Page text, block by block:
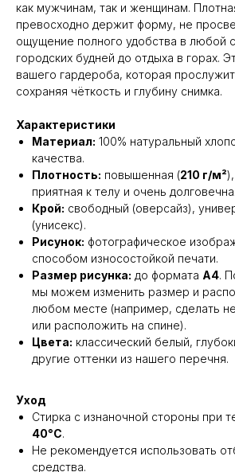
как мужчинам, так и женщинам.
превосходно держит форму, не
ощущение полного удобства в любой
городских будней до отдыха в горах.
вашего гардероба, которая
сохраняя чёткость и глубину снимка.
Характеристики
Материал: 100% натуральный
качества.
Плотность: повышенная (210 г/м²
приятная к телу и очень
Крой: свободный (оверсайз),
(унисекс).
Рисунок: фотографическое
способом износостойкой печати.
Размер рисунка: до формата А4.
мы можем изменить размер и
любом месте (например, сделать
или расположить на спине).
Цвета: классический белый,
другие оттенки из нашего перечня.
Уход
Стирка с изнаночной стороны при
40°C.
Не рекомендуется использовать
средства.